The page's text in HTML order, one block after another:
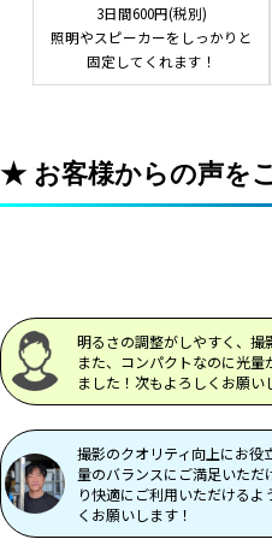
3日間600円(税別)
照明やスピーカーをしっかりと
固定してくれます！
★ お客様からの声を
明るさの調整がしやすく、撮
また、コンパクトなのに光
ました！次もよろしくお願い
撮影のクオリティ向上にお役
量のバランスにご満足いた
り快適にご利用いただける
くお願いします！